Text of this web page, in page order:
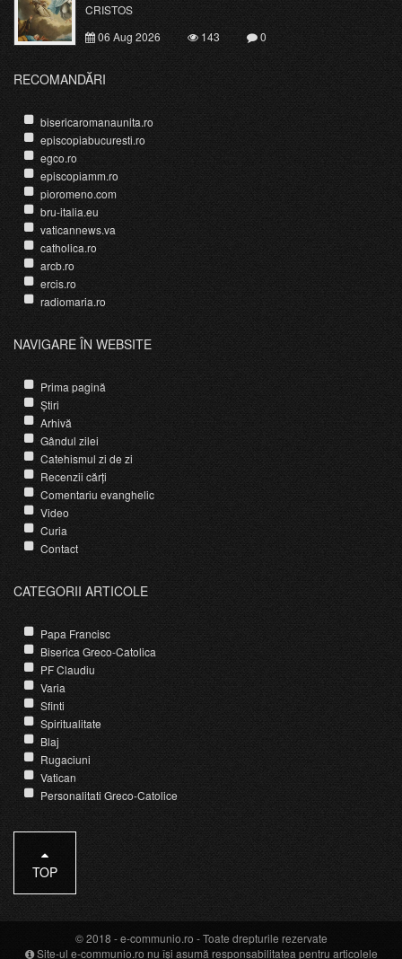
CRISTOS
06 Aug 2026
143 0
RECOMANDĂRI
bisericaromanaunita.ro
episcopiabucuresti.ro
egco.ro
episcopiamm.ro
pioromeno.com
bru-italia.eu
vaticannews.va
catholica.ro
arcb.ro
ercis.ro
radiomaria.ro
NAVIGARE ÎN WEBSITE
Prima pagină
Știri
Arhivă
Gândul zilei
Catehismul zi de zi
Recenzii cărți
Comentariu evanghelic
Video
Curia
Contact
CATEGORII ARTICOLE
Papa Francisc
Biserica Greco-Catolica
PF Claudiu
Varia
Sfinti
Spiritualitate
Blaj
Rugaciuni
Vatican
Personalitati Greco-Catolice
TOP
© 2018 -e-communio.ro - Toate drepturile rezervate
Site-ul e-communio.ro nu își asumă responsabilitatea pentru articolele